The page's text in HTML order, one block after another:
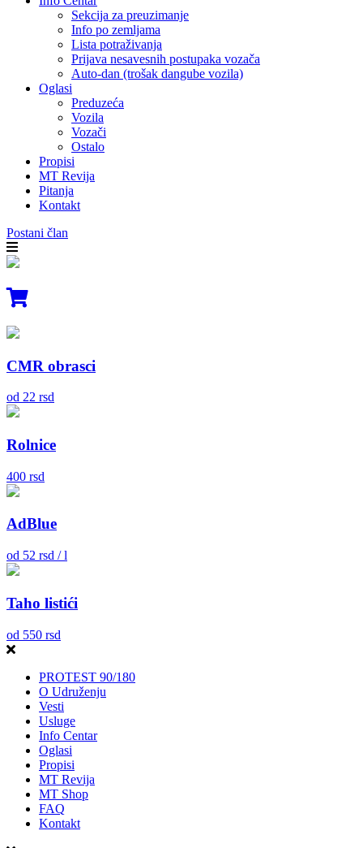
Sekcija za preuzimanje
Info po zemljama
Lista potraživanja
Prijava nesavesnih postupaka vozača
Auto-dan (trošak dangube vozila)
Oglasi
Preduzeća
Vozila
Vozači
Ostalo
Propisi
MT Revija
Pitanja
Kontakt
Postani član
CMR obrasci
od 22 rsd
Rolnice
400 rsd
AdBlue
od 52 rsd / l
Taho listići
od 550 rsd
PROTEST 90/180
O Udruženju
Vesti
Usluge
Info Centar
Oglasi
Propisi
MT Revija
MT Shop
FAQ
Kontakt